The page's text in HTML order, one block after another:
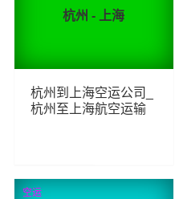
杭州 - 上海
杭州到上海空运公司_
杭州至上海航空运输
240 查看详细
空运